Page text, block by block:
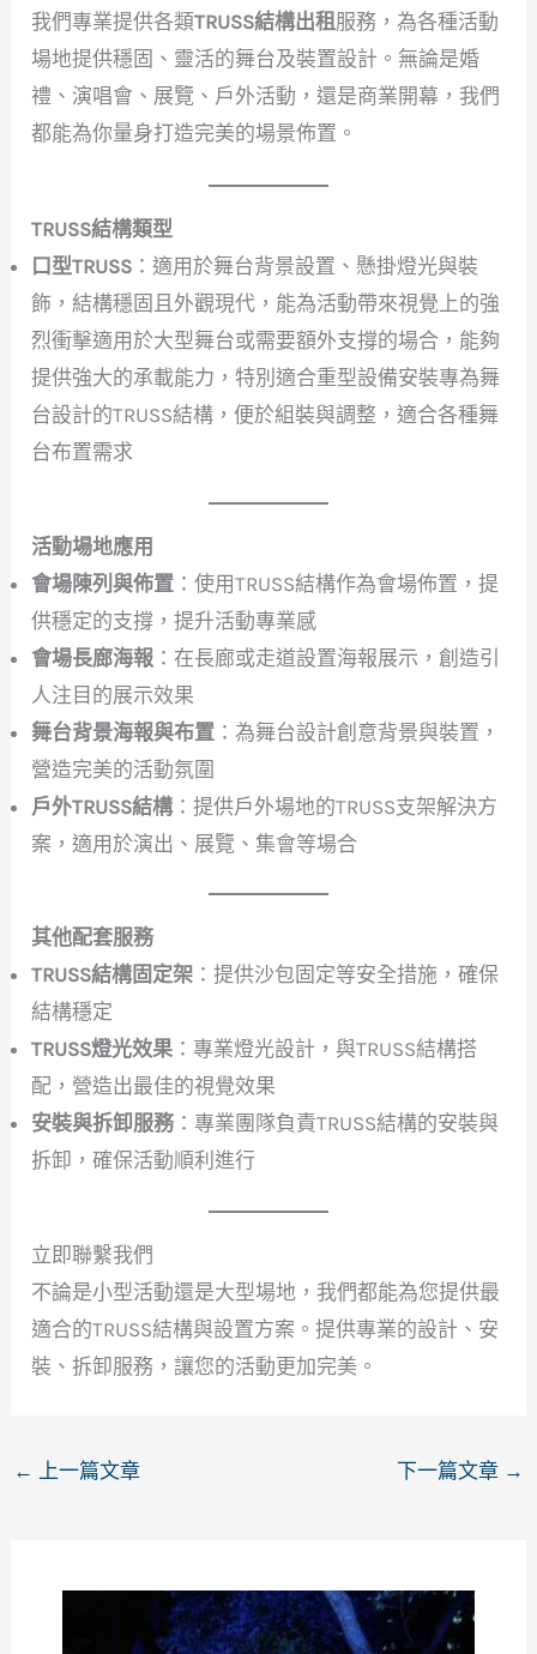
我們專業提供各類TRUSS結構出租服務，為各種活動
場地提供穩固、靈活的舞台及裝置設計。無論是婚
禮、演唱會、展覽、戶外活動，還是商業開幕，我們
都能為你量身打造完美的場景佈置。
TRUSS結構類型
口型TRUSS ：適用於舞台背景設置、懸掛燈光與裝
飾，結構穩固且外觀現代，能為活動帶來視覺上的強
烈衝擊適用於大型舞台或需要額外支撐的場合，能夠
提供強大的承載能力，特別適合重型設備安裝專為舞
台設計的TRUSS結構，便於組裝與調整，適合各種舞
台布置需求
活動場地應用
會場陳列與佈置 ：使用TRUSS結構作為會場佈置，提
供穩定的支撐，提升活動專業感
會場長廊海報 ：在長廊或走道設置海報展示，創造引
人注目的展示效果
舞台背景海報與布置 ：為舞台設計創意背景與裝置，
營造完美的活動氛圍
戶外TRUSS結構 ：提供戶外場地的TRUSS支架解決方
案，適用於演出、展覽、集會等場合
其他配套服務
TRUSS結構固定架 ：提供沙包固定等安全措施，確保
結構穩定
TRUSS燈光效果 ：專業燈光設計，與TRUSS結構搭
配，營造出最佳的視覺效果
安裝與拆卸服務：專業團隊負責TRUSS結構的安裝與
拆卸，確保活動順利進行
立即聯繫我們
不論是小型活動還是大型場地，我們都能為您提供最
適合的TRUSS結構與設置方案。提供專業的設計、安
裝、拆卸服務，讓您的活動更加完美。
← 上一篇文章 下一篇文章 →